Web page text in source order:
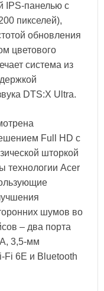
IPS-панелью с
пикселей),
обновления
цветового
система из
DTS:X Ultra.
Full HD с
шторкой
технологии Acer
шумов во
– два порта
3,5‑мм
6E и Bluetooth